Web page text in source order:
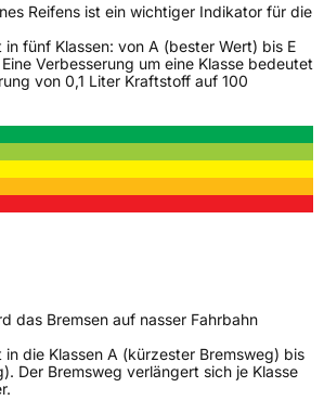
Reifens ist ein wichtiger Indikator für die
fünf Klassen: von A (bester Wert) bis E
Verbesserung um eine Klasse bedeutet
von 0,1 Liter Kraftstoff auf 100
das Bremsen auf nasser Fahrbahn
in die Klassen A (kürzester Bremsweg) bis
Der Bremsweg verlängert sich je Klasse